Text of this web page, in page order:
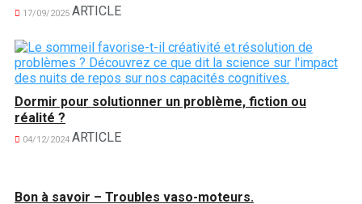
17/09/2025 ARTICLE
Dormir pour solutionner un problème, fiction ou
réalité ?
04/12/2024 ARTICLE
Bon à savoir – Troubles vaso-moteurs.